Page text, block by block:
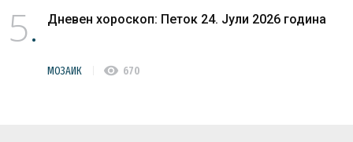
5 Дневен хороскоп: Петок 24. Јули 2026 година
МОЗАИК visibility 670